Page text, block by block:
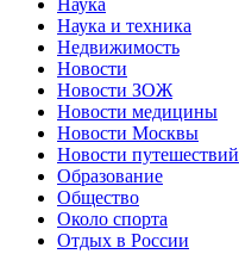
Наука и техника
Недвижимость
Новости
Новости ЗОЖ
Новости медицины
Новости Москвы
Новости путешествий
Образование
Общество
Около спорта
Отдых в России